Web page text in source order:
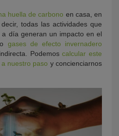
huella de carbono en casa, en
todas las actividades que
día generan un impacto en el
gases de efecto invernadero
Podemoscalcular este
nuestro paso y concienciarnos